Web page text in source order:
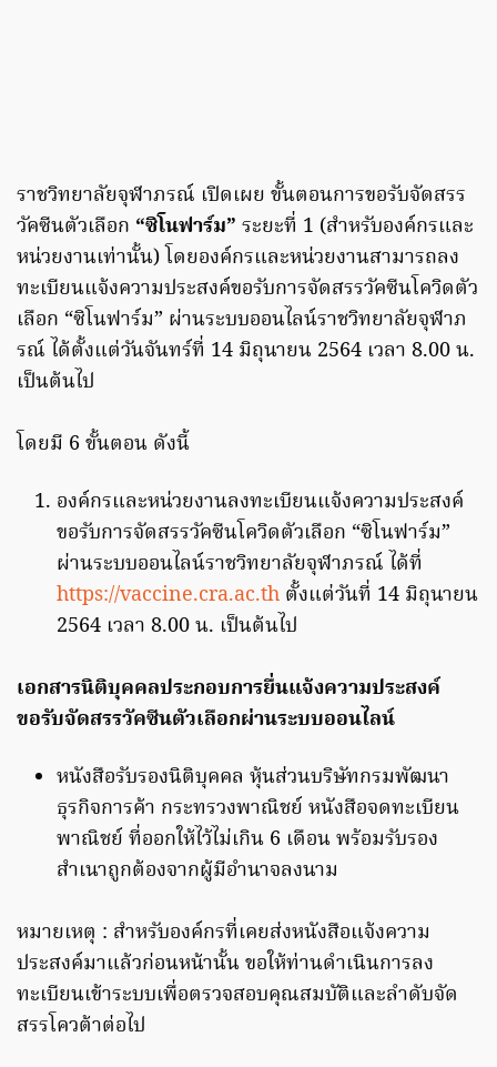
ราชวิทยาลัยจุฬาภรณ์ เปิดเผย ขั้นตอนการขอรับจัดสรร
วัคซีนตัวเลือก “ซิโนฟาร์ม” ระยะที่ 1 (สำหรับองค์กรและ
หน่วยงานเท่านั้น) โดยองค์กรและหน่วยงานสามารถลง
ทะเบียนแจ้งความประสงค์ขอรับการจัดสรรวัคซีนโควิดตัว
เลือก “ซิโนฟาร์ม” ผ่านระบบออนไลน์ราชวิทยาลัยจุฬาภ
รณ์ ได้ตั้งแต่วันจันทร์ที่ 14 มิถุนายน 2564 เวลา 8.00 น.
เป็นต้นไป
โดยมี 6 ขั้นตอน ดังนี้
องค์กรและหน่วยงานลงทะเบียนแจ้งความประสงค์
ขอรับการจัดสรรวัคซีนโควิดตัวเลือก “ซิโนฟาร์ม”
ผ่านระบบออนไลน์ราชวิทยาลัยจุฬาภรณ์ ได้ที่
https://vaccine.cra.ac.th ตั้งแต่วันที่ 14 มิถุนายน
2564 เวลา 8.00 น. เป็นต้นไป
เอกสารนิติบุคคลประกอบการยื่นแจ้งความประสงค์
ขอรับจัดสรรวัคซีนตัวเลือกผ่านระบบออนไลน์
หนังสือรับรองนิติบุคคล หุ้นส่วนบริษัทกรมพัฒนา
ธุรกิจการค้า กระทรวงพาณิชย์ หนังสือจดทะเบียน
พาณิชย์ ที่ออกให้ไว้ไม่เกิน 6 เดือน พร้อมรับรอง
สำเนาถูกต้องจากผู้มีอำนาจลงนาม
หมายเหตุ : สำหรับองค์กรที่เคยส่งหนังสือแจ้งความ
ประสงค์มาแล้วก่อนหน้านั้น ขอให้ท่านดำเนินการลง
ทะเบียนเข้าระบบเพื่อตรวจสอบคุณสมบัติและลำดับจัด
สรรโควต้าต่อไป